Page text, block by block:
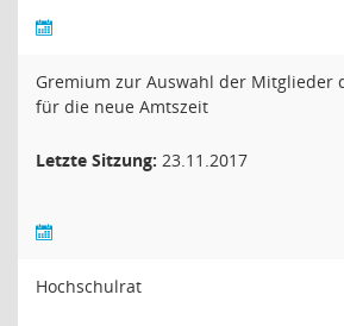
Gremium zur Auswahl der Mitglieder
für die neue Amtszeit
Letzte Sitzung: 23.11.2017
Hochschulrat